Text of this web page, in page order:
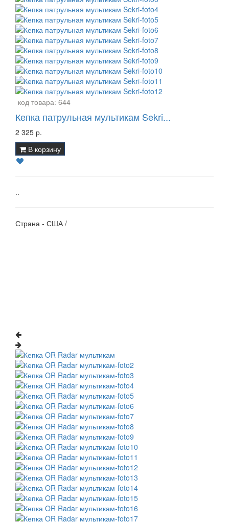
код товара: 644
Кепка патрульная мультикам Sekri...
2 325 р.
В корзину
..
Страна - США /